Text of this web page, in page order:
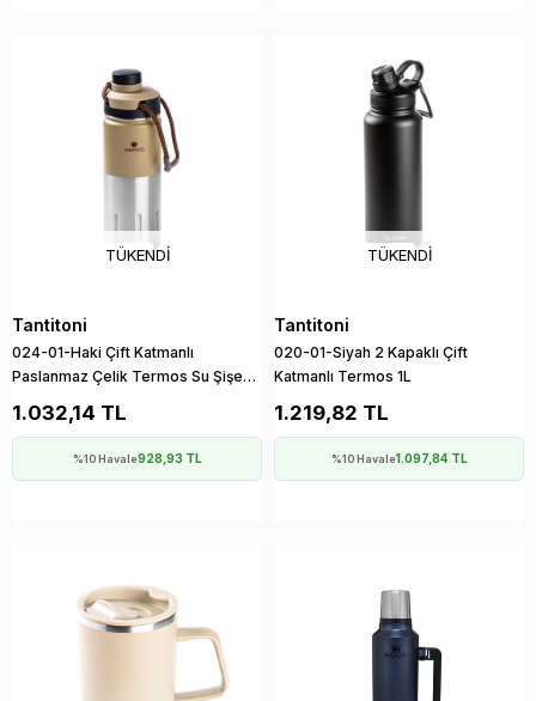
TÜKENDI
Tantitoni
024-01-Haki Çift Katmanlı
Paslanmaz Çelik Termos Su Şişesi
1.032,14 TL
%10 Havale928,93 TL
TÜKENDI
Tantitoni
020-01-Siyah 2 Kapaklı Çift
Katmanlı Termos 1L
1.219,82 TL
%10 Havale1.097,84 TL